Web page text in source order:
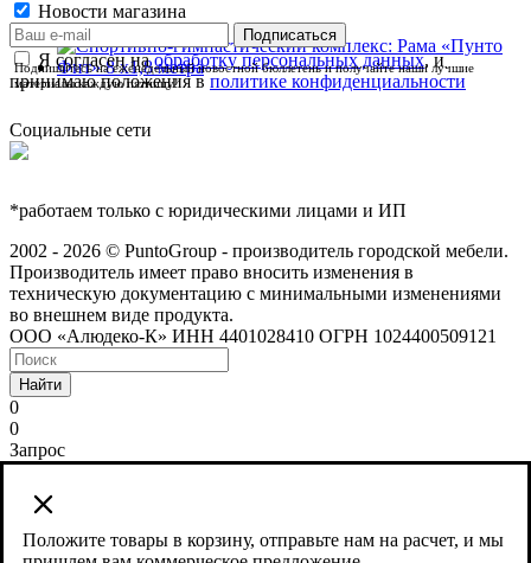
Новости магазина
Я согласен наобработку персональных данных, и
принимаю положения в политике конфиденциальности
Подпишитесь на еженедельный новостной бюллетень и получайте наши лучшие
материалы каждую пятницу!
Социальные сети
*работаем только с юридическими лицами и ИП
2002 - 2026 © PuntoGroup - производитель городской мебели.
Производитель имеет право вносить изменения в
техническую документацию с минимальными изменениями
во внешнем виде продукта.
ООО «Алюдеко-К» ИНН 4401028410 ОГРН 1024400509121
Найти
0
0
Запрос
Положите товары в корзину, отправьте нам на расчет, и мы
Сайт использует cookies и сервис веб-аналитики Яндекс
Метрика, предоставляемый компанией ООО «ЯНДЕКС»,
119021, Россия, Москва, ул. Л. Толстого, 16.